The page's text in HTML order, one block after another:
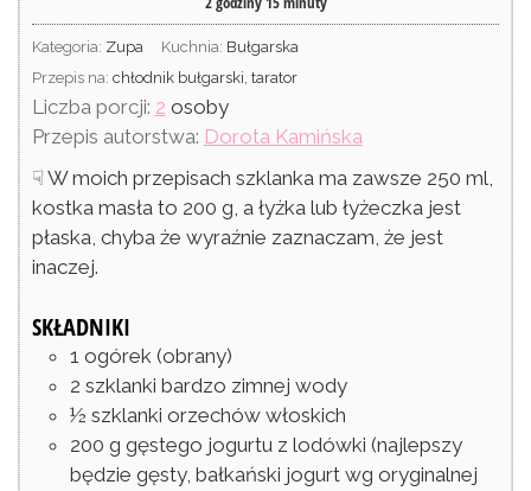
Kategoria: Zupa Kuchnia: Bułgarska
Przepis na: chłodnik bułgarski, tarator
Liczba porcji: 2 osoby
Przepis autorstwa: Dorota Kamińska
☟ W moich przepisach szklanka ma zawsze 250 ml,
kostka masła to 200 g, a łyżka lub łyżeczka jest
płaska, chyba że wyraźnie zaznaczam, że jest
inaczej.
SKŁADNIKI
1 ogórek (obrany)
2 szklanki bardzo zimnej wody
½ szklanki orzechów włoskich
200 g gęstego jogurtu z lodówki (najlepszy
będzie gęsty, bałkański jogurt wg oryginalnej